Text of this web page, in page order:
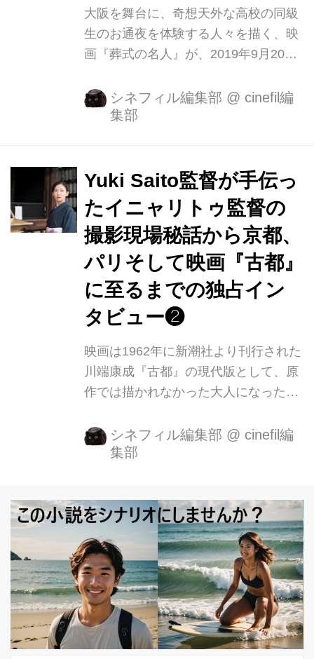
にただただ感動するのが生きがいでは
ないか。」 川端の言葉で...
大阪を舞台に、奇想天外な高校の同級
生のお通夜を体験する人々を描く、映
画『葬式の名人』が、2019年9月20日
子.高良健吾.原案：川端康成 最良のキ
ャスト、スタッフで描き出す文豪・川
業から10年、久しぶりに顔を合わせた
面々は、これまで見たことも聞いたこ
ともない奇想天外なお通夜を開くこと
にする。 シングルマザーの主人公・雪
子を演じるのは、実生活でもママとな
り『旅のおわり世界のはじまり』の公
開が控えている前田敦子。『Seventh
Code』以来、5年ぶりの映画主演を務
シネフィル編集部 @ cinefil編
集部
Yuki Saito監督が手伝っ
たイニャリトゥ監督の
撮影現場秘話から京都、
パリそして映画『古都』
に至るまでの独占イン
タビュー❷
映画は1962年に新潮社より刊行された
川端康成『古都』の現代版として、原
作では描かれなかった大人になった主
パリ、二つの古都を舞台に繰り広げら
れる感動の物語 映画『古都』。 そし
したYuki Saito監督に映画webマガジン
「シネフィル」が独占インタビューの
後編は映画『古都』のお話を中心に、
Yuki Saito監督が若き頃スタッフに参
加したアレハンドロ・ゴンサレス・イ
ニャリトゥ監督の撮影現場のエピソー
ドなど、興味深い話をお聞きしており
シネフィル編集部 @ cinefil編
集部